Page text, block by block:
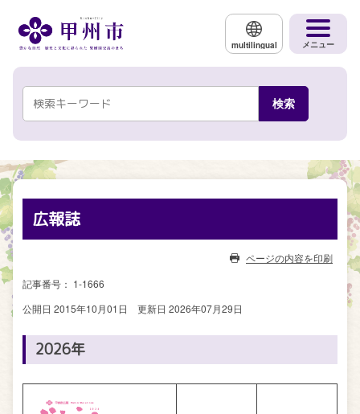
multilingual メニュー
広報誌
ページの内容を印刷
記事番号： 1-1666
公開日 2015年10月01日
更新日 2026年07月29日
2026年